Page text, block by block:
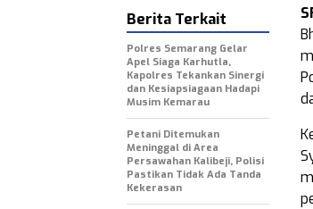
Berita Terkait
Polres Semarang Gelar
Apel Siaga Karhutla,
Kapolres Tekankan Sinergi
dan Kesiapsiagaan Hadapi
Musim Kemarau
Petani Ditemukan
Meninggal di Area
Persawahan Kalibeji, Polisi
Pastikan Tidak Ada Tanda
Kekerasan